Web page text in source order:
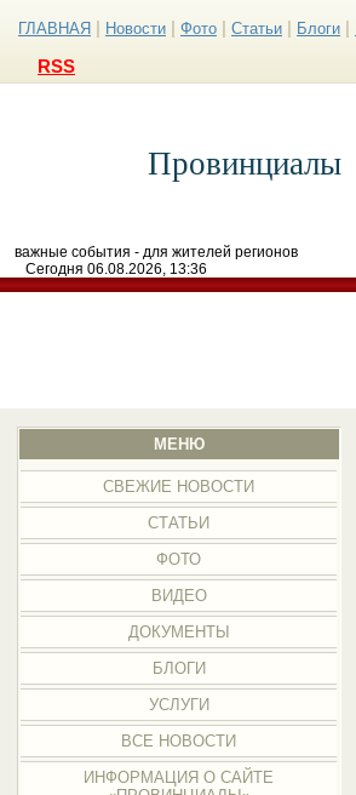
ГЛАВНАЯ Новости Фото Статьи Блоги
RSS
Провинциалы
важные события - для жителей регионов
Сегодня 06.08.2026, 13:36
МЕНЮ
СВЕЖИЕ НОВОСТИ
СТАТЬИ
ФОТО
ВИДЕО
ДОКУМЕНТЫ
БЛОГИ
УСЛУГИ
ВСЕ НОВОСТИ
ИНФОРМАЦИЯ О САЙТЕ